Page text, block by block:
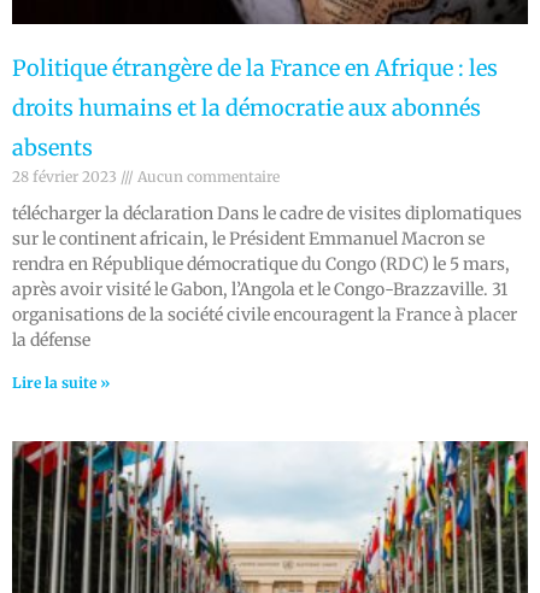
Politique étrangère de la France en Afrique : les
droits humains et la démocratie aux abonnés
absents
28 février 2023 Aucun commentaire
télécharger la déclaration Dans le cadre de visites diplomatiques
sur le continent africain, le Président Emmanuel Macron se
rendra en République démocratique du Congo (RDC) le 5 mars,
après avoir visité le Gabon, l’Angola et le Congo-Brazzaville. 31
organisations de la société civile encouragent la France à placer
la défense
Lire la suite »